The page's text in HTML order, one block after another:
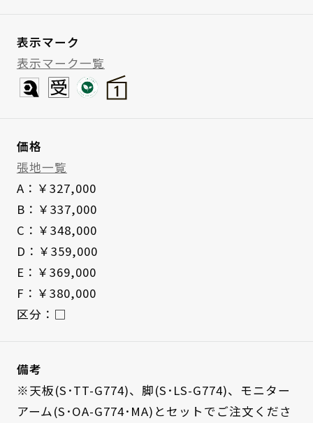
表示マーク
表示マーク一覧
価格
張地一覧
A：￥327,000
B：￥337,000
C：￥348,000
D：￥359,000
E：￥369,000
F：￥380,000
区分：□
備考
※天板(S･TT-G774)、脚(S･LS-G774)、モニター
アーム(S･OA-G774･MA)とセットでご注文くださ